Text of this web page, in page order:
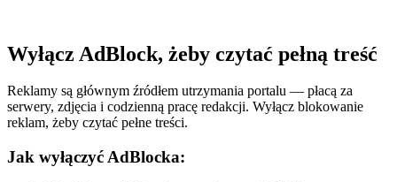
Wyłącz AdBlock, żeby czytać pełną treść
Reklamy są głównym źródłem utrzymania portalu — płacą za
serwery, zdjęcia i codzienną pracę redakcji. Wyłącz blokowanie
reklam, żeby czytać pełne treści.
Jak wyłączyć AdBlocka: